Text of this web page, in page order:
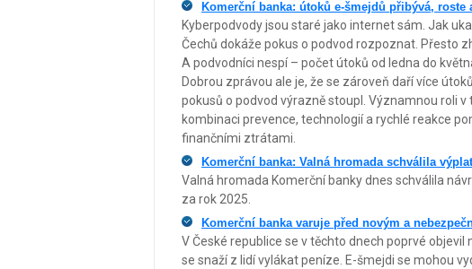
Komerční banka: útoků e-šmejdů přibývá,
Kyberpodvody jsou staré jako internet sám. Jak
Čechů dokáže pokus o podvod rozpoznat. Přesto
A podvodníci nespí – počet útoků od ledna do
Dobrou zprávou ale je, že se zároveň daří více
pokusů o podvod výrazně stoupl. Významnou roli
kombinaci prevence, technologií a rychlé reakce
finančními ztrátami.
Komerční banka: Valná hromada schválila
Valná hromada Komerční banky dnes schválila
za rok 2025.
Komerční banka varuje před novým a
V České republice se v těchto dnech poprvé
se snaží z lidí vylákat peníze. E-šmejdi se mohou